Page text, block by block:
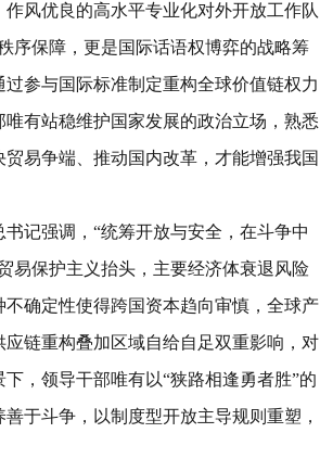
风优良的高水平专业化对外开放工作队
序保障，更是国际话语权博弈的战略筹
参与国际标准制定重构全球价值链权力
有站稳维护国家发展的政治立场，熟悉
易争端、推动国内改革，才能增强我国
记强调， “统筹开放与安全，在斗争中
易保护主义抬头，主要经济体衰退风险
不确定性使得跨国资本趋向审慎，全球产
链重构叠加区域自给自足双重影响，对
，领导干部唯有以“狭路相逢勇者胜”的
于斗争，以制度型开放主导规则重塑，